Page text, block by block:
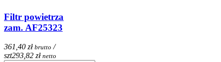
Filtr powietrza
zam. AF25323
361,40 zł brutto /
szt293,82 zł netto